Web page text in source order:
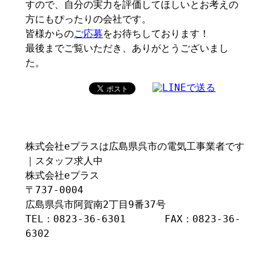
すので、自分の実力を評価してほしいとお考えの
方にもぴったりの会社です。
皆様からのご応募をお待ちしております！
最後までご覧いただき、ありがとうございまし
た。
株式会社eプラスは広島県呉市の電気工事業者です
｜スタッフ求人中
株式会社eプラス
〒737-0004
広島県呉市阿賀南2丁目9番37号
TEL：0823-36-6301 FAX：0823-36-
6302